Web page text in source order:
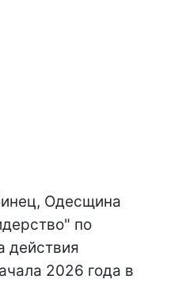
Одесщина
по
действия
2026 года в